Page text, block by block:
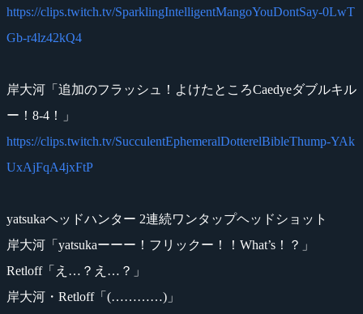
https://clips.twitch.tv/SparklingIntelligentMangoYouDontSay-0LwT
Gb-r4lz42kQ4
岸大河「追加のフラッシュ！よけたところCaedyeダブルキル
ー！8-4！」
https://clips.twitch.tv/SucculentEphemeralDotterelBibleThump-YAk
UxAjFqA4jxFtP
yatsukaヘッドハンター 2連続ワンタップヘッドショット
岸大河「yatsukaーーー！フリックー！！What’s！？」
Retloff「え…？え…？」
岸大河・Retloff「(…………)」